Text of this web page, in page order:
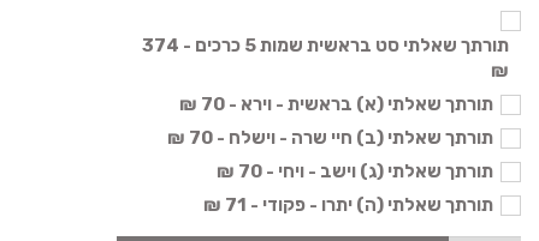
תורתך שאלתי סט בראשית שמות 5 כרכים - 374
₪
תורתך שאלתי (א) בראשית - וירא - 70 ₪
תורתך שאלתי (ב) חיי שרה - וישלח - 70 ₪
תורתך שאלתי (ג) וישב - ויחי - 70 ₪
תורתך שאלתי (ה) יתרו - פקודי - 71 ₪